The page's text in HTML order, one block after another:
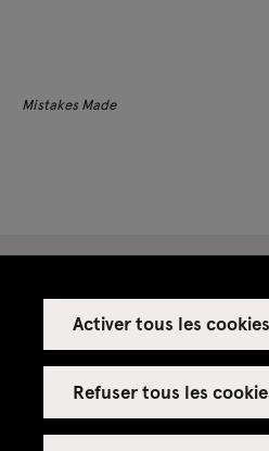
Activer tous les
Refuser tous les
Mistakes Made
Espace presse
Espace enseignant·es
Espace privatisations